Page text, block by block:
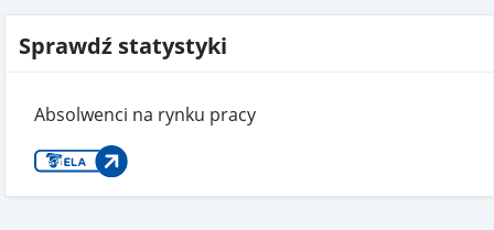
Sprawdź statystyki
Absolwenci na rynku pracy